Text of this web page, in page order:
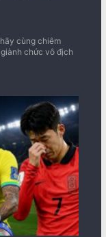
cùng chiêm
chức vô địch